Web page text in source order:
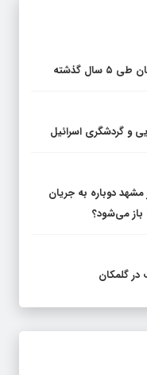
و گردشگری اسرائیل
دوباره به جریان
باز می‌شود؟